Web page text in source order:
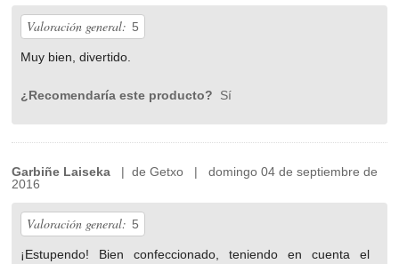
Valoración general: 5
Muy bien, divertido.
¿Recomendaría este producto? Sí
Garbiñe Laiseka | de Getxo | domingo 04 de septiembre de
2016
Valoración general: 5
¡Estupendo! Bien confeccionado, teniendo en cuenta el